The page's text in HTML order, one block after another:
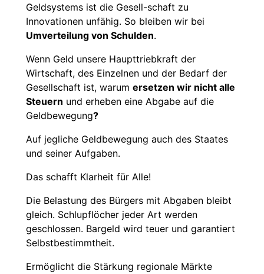
Geldsystems ist die Gesell-schaft zu
Innovationen unfähig. So bleiben wir bei
Umverteilung von Schulden.
Wenn Geld unsere Haupttriebkraft der
Wirtschaft, des Einzelnen und der Bedarf der
Gesellschaft ist, warum ersetzen wir nicht alle
Steuern und erheben eine Abgabe auf die
Geldbewegung?
Auf jegliche Geldbewegung auch des Staates
und seiner Aufgaben.
Das schafft Klarheit für Alle!
Die Belastung des Bürgers mit Abgaben bleibt
gleich. Schlupflöcher jeder Art werden
geschlossen. Bargeld wird teuer und garantiert
Selbstbestimmtheit.
Ermöglicht die Stärkung regionale Märkte